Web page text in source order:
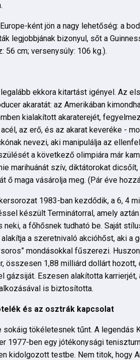
ként jön a nagy lehetőség: a
legjobbjának bizonyul, sőt a
56 cm; versenysúly: 106 kg.).
ekkora kitartást igényel. Az
akaratát: az Amerikában
kialakított akaraterejét,
az erő, és az akarat keveréke -
nevezi, aki manipulálja az
a következő olimpiára már
marihuánát szív, diktátorokat
ő maga vásárolja meg. (Pár éve
1983-ban kezdődik, a 6, 4
készült Terminátorral, amely
neki, a főhősnek tudható be. Saját
a szeretnivaló akcióhőst, aki a
mondásokkal fűszerezi.
összesen 1,88 milliárd dollárt hozott,
gázsiját. Eszesen alakította karrierjét,
is biztosította.
és az osztrák kapcsolat
sokáig tökéletesnek tűnt. A legendás
1977-ben egy jótékonysági
kidolgozott testbe. Nem titok, hogy